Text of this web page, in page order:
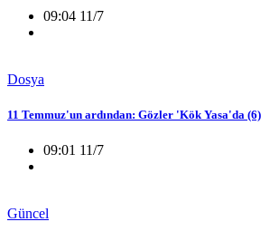
09:04 11/7
Dosya
11 Temmuz'un ardından: Gözler 'Kök Yasa'da (6)
09:01 11/7
Güncel